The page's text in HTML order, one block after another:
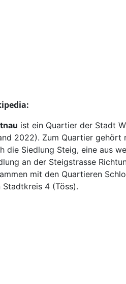
ist ein Quartier der Stadt
2022). Zum Quartier gehört
die Siedlung Steig, eine aus
an der Steigstrasse
mit den Quartieren
Stadtkreis 4 (Töss).